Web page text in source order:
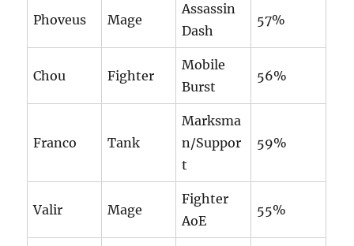
Phoveus Mage
Assassin
Dash
57%
Chou Fighter
Mobile
Burst
56%
Franco Tank
Marksma
n/Suppor
t
59%
Valir Mage
Fighter
AoE
55%